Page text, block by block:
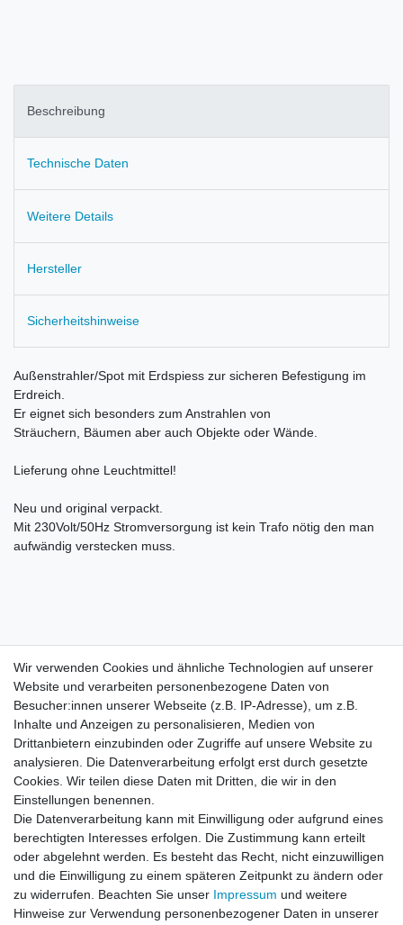
Beschreibung
Technische Daten
Weitere Details
Hersteller
Sicherheitshinweise
Außenstrahler/Spot mit Erdspiess zur sicheren Befestigung im
Erdreich.
Er eignet sich besonders zum Anstrahlen von
Sträuchern, Bäumen aber auch Objekte oder Wände.
Lieferung ohne Leuchtmittel!
Neu und original verpackt.
Mit 230Volt/50Hz Stromversorgung ist kein Trafo nötig den man
aufwändig verstecken muss.
Wir verwenden Cookies und ähnliche Technologien auf unserer
Website und verarbeiten personenbezogene Daten von
Besucher:innen unserer Webseite (z.B. IP-Adresse), um z.B.
Inhalte und Anzeigen zu personalisieren, Medien von
Drittanbietern einzubinden oder Zugriffe auf unsere Website zu
analysieren. Die Datenverarbeitung erfolgt erst durch gesetzte
Cookies. Wir teilen diese Daten mit Dritten, die wir in den
Einstellungen benennen.
Die Datenverarbeitung kann mit Einwilligung oder aufgrund eines
berechtigten Interesses erfolgen. Die Zustimmung kann erteilt
oder abgelehnt werden. Es besteht das Recht, nicht einzuwilligen
und die Einwilligung zu einem späteren Zeitpunkt zu ändern oder
zu widerrufen. Beachten Sie unser Impressum und weitere
Hinweise zur Verwendung personenbezogener Daten in unserer
Impressum Daten­schutz­erklärung AGB
Barrierefreiheitserklärung
Vertrag widerrufen Kontakt
Wir verwenden Cookies und ähnliche Technologien auf unserer
Website und verarbeiten personenbezogene Daten von
Besucher:innen unserer Webseite (z.B. IP-Adresse), um z.B.
Inhalte und Anzeigen zu personalisieren, Medien von
Drittanbietern einzubinden oder Zugriffe auf unsere Website zu
analysieren. Die Datenverarbeitung erfolgt erst durch gesetzte
Cookies. Wir teilen diese Daten mit Dritten, die wir in den
Einstellungen benennen.
Die Datenverarbeitung kann mit Einwilligung oder aufgrund eines
berechtigten Interesses erfolgen. Die Zustimmung kann erteilt
oder abgelehnt werden. Es besteht das Recht, nicht einzuwilligen
und die Einwilligung zu einem späteren Zeitpunkt zu ändern oder
zu widerrufen. Beachten Sie unser Impressum und weitere
Hinweise zur Verwendung personenbezogener Daten in unserer